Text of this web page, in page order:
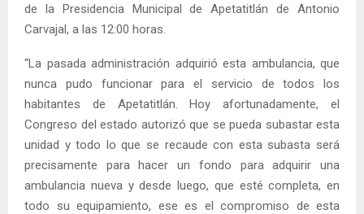
de la Presidencia Municipal de Apetatitlán de Antonio
Carvajal, a las 12:00 horas.
“La pasada administración adquirió esta ambulancia, que
nunca pudo funcionar para el servicio de todos los
habitantes de Apetatitlán. Hoy afortunadamente, el
Congreso del estado autorizó que se pueda subastar esta
unidad y todo lo que se recaude con esta subasta será
precisamente para hacer un fondo para adquirir una
ambulancia nueva y desde luego, que esté completa, en
todo su equipamiento, ese es el compromiso de esta